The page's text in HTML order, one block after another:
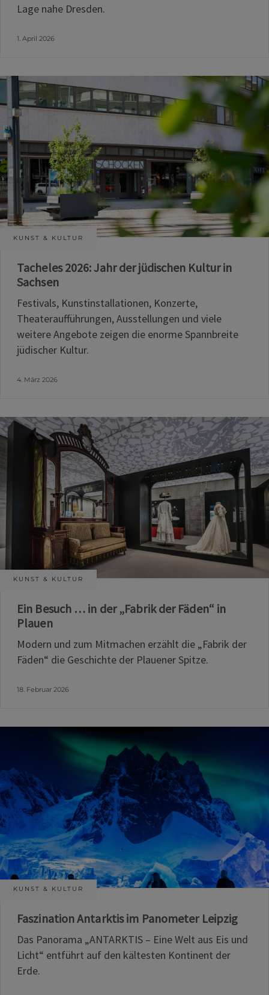
Lage nahe Dresden.
1. April 2026
KUNST & KULTUR
Tacheles 2026: Jahr der jüdischen Kultur in
Sachsen
Festivals, Kunstinstallationen, Konzerte,
Theateraufführungen, Ausstellungen und viele
weitere Angebote zeigen die enorme Spannbreite
jüdischer Kultur.
4. März 2026
KUNST & KULTUR
Ein Besuch … in der „Fabrik der Fäden“ in
Plauen
Modern und zum Mitmachen erzählt die „Fabrik der
Fäden“ die Geschichte der Plauener Spitze.
18. Februar 2026
KUNST & KULTUR
Faszination Antarktis im Panometer Leipzig
Das Panorama „ANTARKTIS – Eine Welt aus Eis und
Licht“ entführt auf den kältesten Kontinent der
Erde.